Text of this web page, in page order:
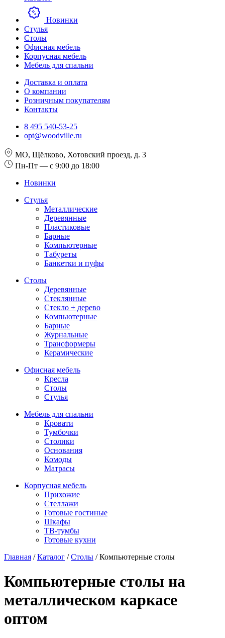
Новинки
Стулья
Столы
Офисная мебель
Корпусная мебель
Мебель для спальни
Доставка и оплата
О компании
Розничным покупателям
Контакты
8 495 540-53-25
opt@woodville.ru
МО, Щёлково, Хотовский проезд, д. 3
Пн-Пт — с 9:00 до 18:00
Новинки
Стулья
Металлические
Деревянные
Пластиковые
Барные
Компьютерные
Табуреты
Банкетки и пуфы
Столы
Деревянные
Стеклянные
Стекло + дерево
Компьютерные
Барные
Журнальные
Трансформеры
Керамические
Офисная мебель
Кресла
Столы
Стулья
Мебель для спальни
Кровати
Тумбочки
Столики
Основания
Комоды
Матрасы
Корпусная мебель
Прихожие
Стеллажи
Готовые гостиные
Шкафы
ТВ-тумбы
Готовые кухни
Главная /Каталог /Столы /Компьютерные столы
Компьютерные столы на
металлическом каркасе
оптом